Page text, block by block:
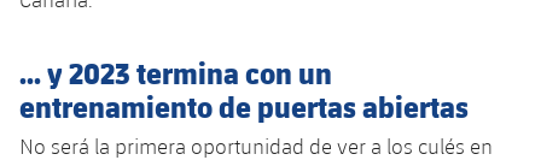
La Masia
Servicios
plusicon
más
Acreditaciones
SUB8 A
Palmarés
Jugadores
Fotos
Jugadores
Fotos
Cadete B
Infantil A
Calendario
Actualidad
Base
plusicon
más
... y 2023 termina con un
entrenamiento de puertas abiertas
No será la primera oportunidad de ver a los culés en